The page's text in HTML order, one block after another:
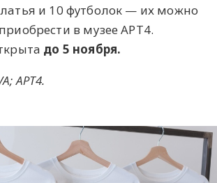
и 10 футболок — их можно
в музее АРТ4.
до 5 ноября.
АРТ4.